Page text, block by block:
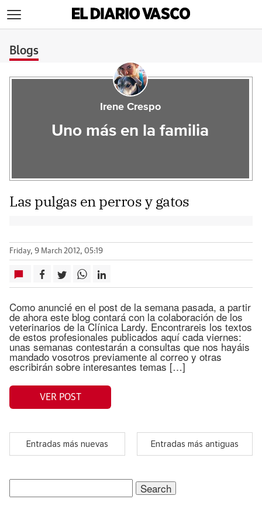
Blogs
Irene Crespo
Uno más en la familia
Las pulgas en perros y gatos
Friday, 9 March 2012, 05:19
Como anuncié en el post de la semana pasada, a partir
de ahora este blog contará con la colaboración de los
veterinarios de la Clínica Lardy. Encontrareis los textos
de estos profesionales publicados aquí cada viernes:
unas semanas contestarán a consultas que nos hayáis
mandado vosotros previamente al correo y otras
escribirán sobre interesantes temas […]
VER POST
Entradas más nuevas Entradas más antiguas
Search
for: